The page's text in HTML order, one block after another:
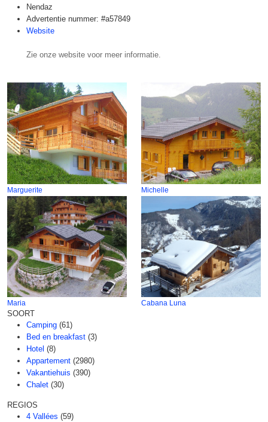
Nendaz
Advertentie nummer: #a57849
Website
Zie onze website voor meer informatie.
Marguerite Michelle
Maria Cabana Luna
SOORT
Camping (61)
Bed en breakfast (3)
Hotel (8)
Appartement (2980)
Vakantiehuis (390)
Chalet (30)
REGIOS
4 Vallées (59)